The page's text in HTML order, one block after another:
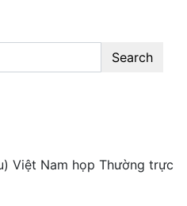
Search
Việt Nam họp Thường trực